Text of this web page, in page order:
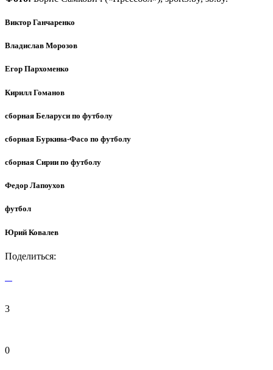
Виктор Ганчаренко
Владислав Морозов
Егор Пархоменко
Кирилл Гоманов
сборная Беларуси по футболу
сборная Буркина-Фасо по футболу
сборная Сирии по футболу
Федор Лапоухов
футбол
Юрий Ковалев
Поделиться:
3
0